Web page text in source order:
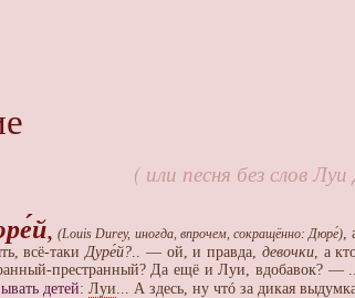
( или песня без слов
, (Louis Durey, иногда, впрочем, сокращённо: Дюре́),
всё-таки Дуре́й? .. — ой, и правда, девочки, а
престранный? Да ещё и Луи, вдобавок? —
детей: Луи ... А здесь, ну чтó за дикая